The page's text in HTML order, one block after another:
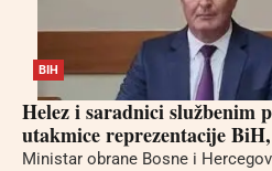
BIH
Helez i saradnici službenim
utakmice reprezentacije
Ministar obrane Bosne i